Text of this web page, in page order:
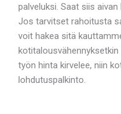
palveluksi. Saat siis
Jos tarvitset rahoitusta
voit hakea sitä
työn hinta kirvelee, niin
lohdutuspalkinto.